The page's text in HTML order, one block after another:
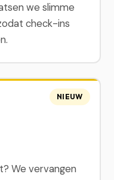
we slimme
check-ins
We vervangen
NIEUW